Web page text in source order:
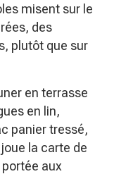
misent sur le
des
plutôt que sur
en terrasse
en lin,
panier tressé,
la carte de
aux